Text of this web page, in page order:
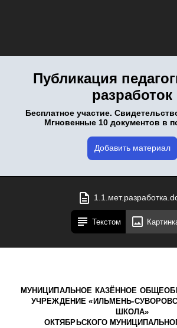
Публикация
разработок
Бесплатное участие.
Мгновенные 10 документов в
Добавить материал
Текстом
МУНИЦИПАЛЬНОЕ КАЗЁННОЕ
УЧРЕЖДЕНИЕ «ИЛЬМЕНЬ-
ШКОЛА»
ОКТЯБРЬСКОГО